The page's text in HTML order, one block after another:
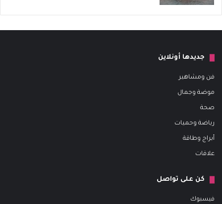
جديدها أونلاين
فن ومشاهير
موضة وجمال
صحة
رياضة وحميات
أبراج وطاقة
علاقات
كن على تواصل
فيسبوك